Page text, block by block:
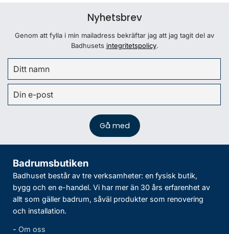
Nyhetsbrev
Genom att fylla i min mailadress bekräftar jag att jag tagit del av
Badhusets integritetspolicy.
Badrumsbutiken
Badhuset består av tre verksamheter: en fysisk butik,
bygg och en e-handel. Vi har mer än 30 års erfarenhet av
allt som gäller badrum, såväl produkter som renovering
och installation.
- Om oss